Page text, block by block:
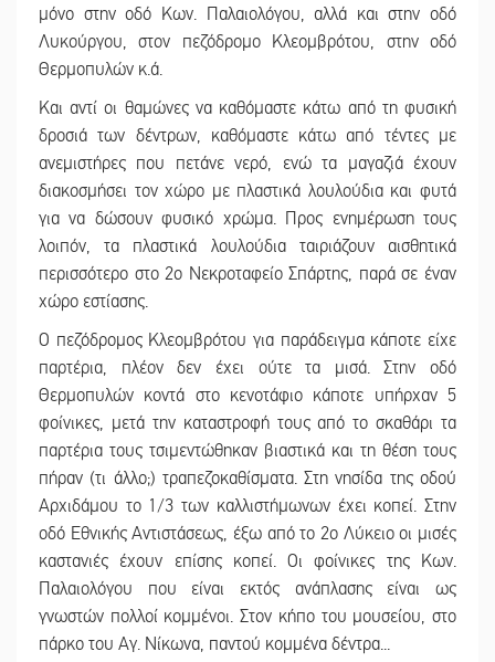
μόνο στην οδό Κων. Παλαιολόγου, αλλά και στην οδό
Λυκούργου, στον πεζόδρομο Κλεομβρότου, στην οδό
Θερμοπυλών κ.ά.
Και αντί οι θαμώνες να καθόμαστε κάτω από τη φυσική
δροσιά των δέντρων, καθόμαστε κάτω από τέντες με
ανεμιστήρες που πετάνε νερό, ενώ τα μαγαζιά έχουν
διακοσμήσει τον χώρο με πλαστικά λουλούδια και φυτά
για να δώσουν φυσικό χρώμα. Προς ενημέρωση τους
λοιπόν, τα πλαστικά λουλούδια ταιριάζουν αισθητικά
περισσότερο στο 2ο Νεκροταφείο Σπάρτης, παρά σε έναν
χώρο εστίασης.
Ο πεζόδρομος Κλεομβρότου για παράδειγμα κάποτε είχε
παρτέρια, πλέον δεν έχει ούτε τα μισά. Στην οδό
Θερμοπυλών κοντά στο κενοτάφιο κάποτε υπήρχαν 5
φοίνικες, μετά την καταστροφή τους από το σκαθάρι τα
παρτέρια τους τσιμεντώθηκαν βιαστικά και τη θέση τους
πήραν (τι άλλο;) τραπεζοκαθίσματα. Στη νησίδα της οδού
Αρχιδάμου το 1/3 των καλλιστήμωνων έχει κοπεί. Στην
οδό Εθνικής Αντιστάσεως, έξω από το 2ο Λύκειο οι μισές
καστανιές έχουν επίσης κοπεί. Οι φοίνικες της Κων.
Παλαιολόγου που είναι εκτός ανάπλασης είναι ως
γνωστών πολλοί κομμένοι. Στον κήπο του μουσείου, στο
πάρκο του Αγ. Νίκωνα, παντού κομμένα δέντρα...